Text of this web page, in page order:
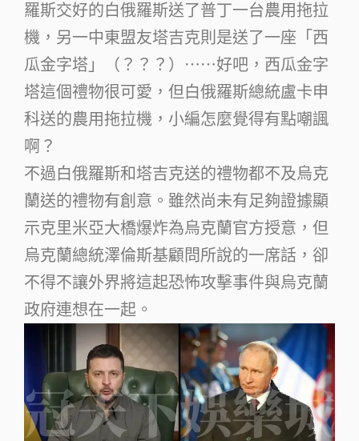
羅斯交好的白俄羅斯送了普丁一台農用拖拉
機，另一中東盟友塔吉克則是送了一座「西
瓜金字塔」（？？？）⋯⋯好吧，西瓜金字
塔這個禮物很可愛，但白俄羅斯總統盧卡申
科送的農用拖拉機，小編怎麼覺得有點嘲諷
啊？
不過白俄羅斯和塔吉克送的禮物都不及烏克
蘭送的禮物有創意。雖然尚未有足夠證據顯
示克里米亞大橋爆炸為烏克蘭官方授意，但
烏克蘭總統澤倫斯基顧問所說的一席話，卻
不得不讓外界將這起恐怖攻擊事件與烏克蘭
政府連想在一起。